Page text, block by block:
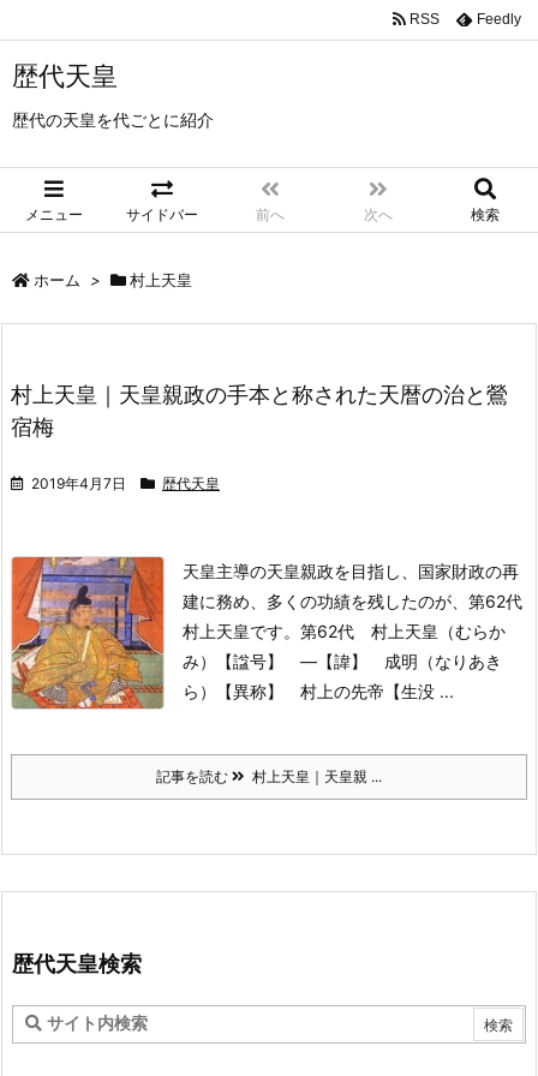
歴代天皇
歴代の天皇を代ごとに紹介
メニュー サイドバー 前へ 次へ 検索
RSS Feedly
ホーム > 村上天皇
村上天皇｜天皇親政の手本と称された天暦の治と鶯
宿梅
2019年4月7日 歴代天皇
天皇主導の天皇親政を目指し、国家財政の再
建に務め、多くの功績を残したのが、第62代
村上天皇です。 第62代 村上天皇（むらか
み）
【諡号】 ― 【諱】 成明（なりあき
ら）
【異称】 村上の先帝 【生没 ...
記事を読む 村上天皇｜天皇親 ...
歴代天皇検索